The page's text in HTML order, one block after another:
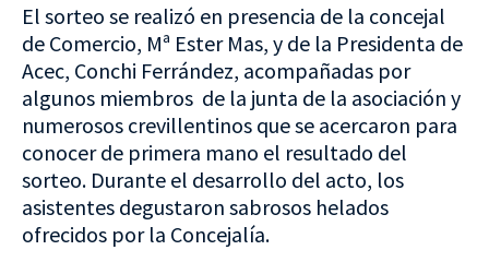
El sorteo se realizó en presencia de la concejal
de Comercio, Mª Ester Mas, y de la Presidenta de
Acec, Conchi Ferrández, acompañadas por
algunos miembros de la junta de la asociación y
numerosos crevillentinos que se acercaron para
conocer de primera mano el resultado del
sorteo. Durante el desarrollo del acto, los
asistentes degustaron sabrosos helados
ofrecidos por la Concejalía.